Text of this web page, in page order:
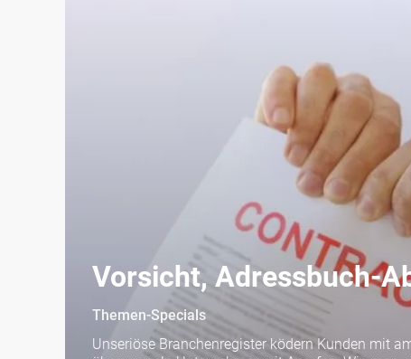
Vorsicht, Adressbuch-
Themen-Specials
Unseriöse Branchenregister ködern Kunden mit